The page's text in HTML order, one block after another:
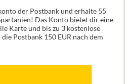
der Postbank und erhalte 55
Das Konto bietet dir eine
Karte und bis zu 3 kostenlose
Postbank 150 EUR nach dem